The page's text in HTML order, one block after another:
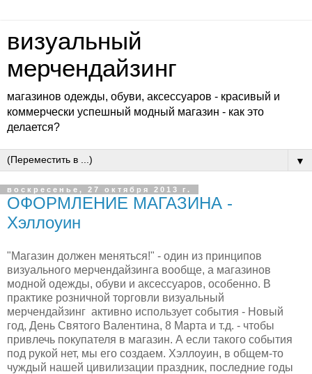
визуальный
мерчендайзинг
магазинов одежды, обуви, аксессуаров - красивый и
коммерчески успешный модный магазин - как это
делается?
▼
воскресенье, 27 октября 2013 г.
ОФОРМЛЕНИЕ МАГАЗИНА -
Хэллоуин
"Магазин должен меняться!" - один из принципов
визуального мерчендайзинга вообще, а магазинов
модной одежды, обуви и аксессуаров, особенно. В
практике розничной торговли визуальный
мерчендайзинг активно использует события - Новый
год, День Святого Валентина, 8 Марта и т.д. - чтобы
привлечь покупателя в магазин. А если такого события
под рукой нет, мы его создаем. Хэллоуин, в общем-то
чуждый нашей цивилизации праздник, последние годы